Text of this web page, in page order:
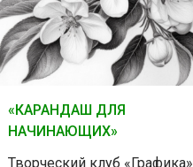
«КАРАНДАШ ДЛЯ
НАЧИНАЮЩИХ»
Творческий клуб «Графика»